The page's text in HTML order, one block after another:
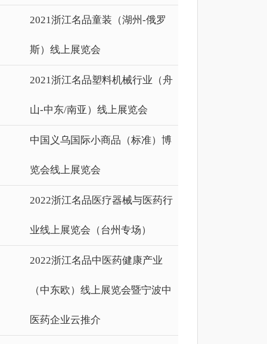
2021浙江名品童装（湖州-俄罗
斯）线上展览会
2021浙江名品塑料机械行业（舟
山-中东/南亚）线上展览会
中国义乌国际小商品（标准）博
览会线上展览会
2022浙江名品医疗器械与医药行
业线上展览会（台州专场）
2022浙江名品中医药健康产业
（中东欧）线上展览会暨宁波中
医药企业云推介